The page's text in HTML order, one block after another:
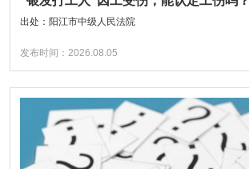
出处：阳江市中级人民法院
发布时间：2026.08.05